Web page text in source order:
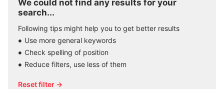
We could not find any results for your
search...
Following tips might help you to get better results
Use more general keywords
Check spelling of position
Reduce filters, use less of them
Reset filter →